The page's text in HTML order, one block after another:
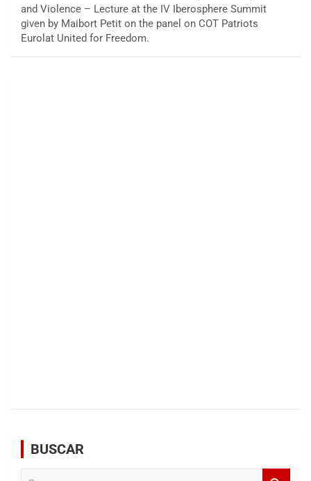
and Violence – Lecture at the IV Iberosphere Summit
given by Maibort Petit on the panel on COT Patriots
Eurolat United for Freedom.
BUSCAR